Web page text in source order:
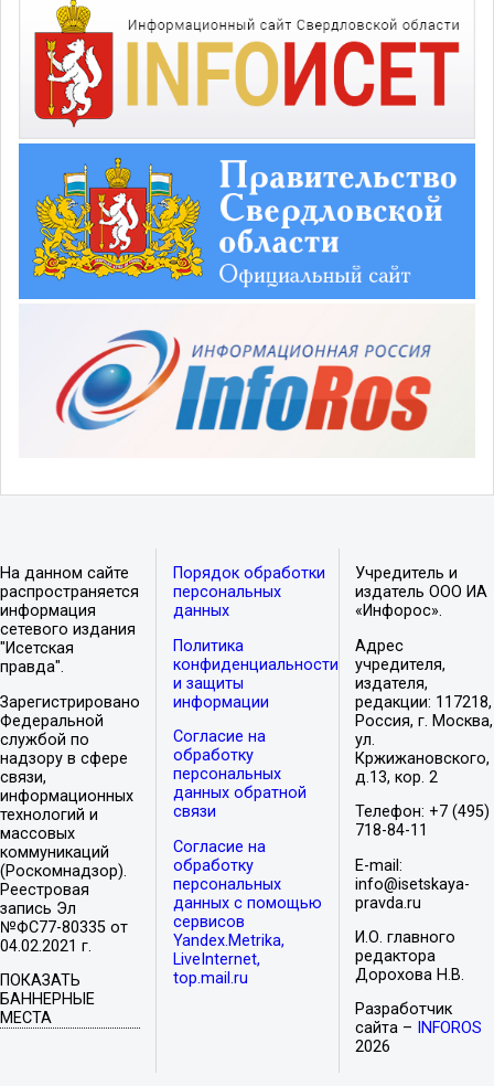
На данном сайте
распространяется
информация
сетевого издания
"Исетская
правда".
Зарегистрировано
Федеральной
службой по
надзору в сфере
связи,
информационных
технологий и
массовых
коммуникаций
(Роскомнадзор).
Реестровая
запись Эл
№ФС77-80335 от
04.02.2021 г.
ПОКАЗАТЬ
БАННЕРНЫЕ
МЕСТА
Порядок обработки
персональных
данных
Политика
конфиденциальности
и защиты
информации
Согласие на
обработку
персональных
данных обратной
связи
Согласие на
обработку
персональных
данных с помощью
сервисов
Yandex.Metrika,
LiveInternet,
top.mail.ru
Учредитель и
издатель ООО ИА
«Инфорос».
Адрес
учредителя,
издателя,
редакции: 117218,
Россия, г. Москва,
ул.
Кржижановского,
д.13, кор. 2
Телефон: +7 (495)
718-84-11
E-mail:
info@isetskaya-
pravda.ru
И.О. главного
редактора
Дорохова Н.В.
Разработчик
сайта –
INFOROS
2026